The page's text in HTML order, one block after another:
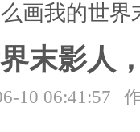
画我的世
末影人
10 06:41:57